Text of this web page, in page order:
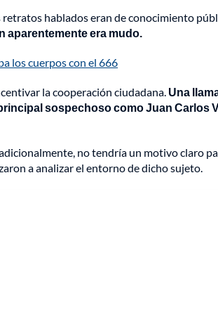
hablados eran de conocimiento
aparentemente era mudo.
los cuerpos con el 666
la cooperación ciudadana. Una
sospechoso como Juan Carlos
no tendría un motivo claro
a analizar el entorno de dicho sujeto.